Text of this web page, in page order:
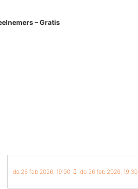
– Gratis
do 26 feb 2026, 19:00 do 26 feb 2026, 19:30